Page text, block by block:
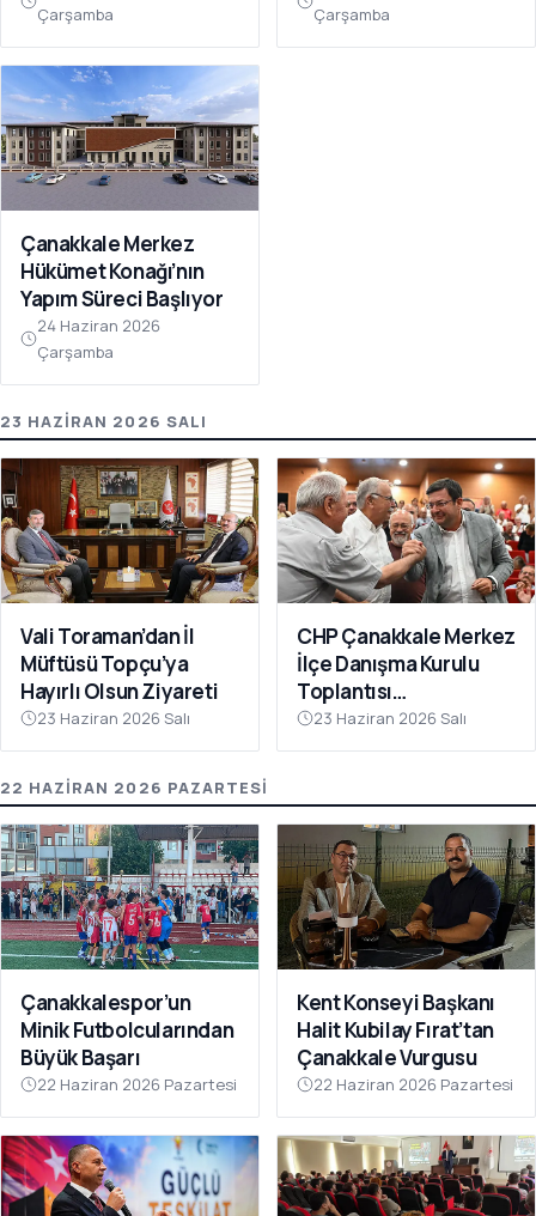
Çarşamba
Çarşamba
Çanakkale Merkez
Hükümet Konağı’nın
Yapım Süreci Başlıyor
24 Haziran 2026
Çarşamba
23 HAZIRAN 2026 SALI
Vali Toraman’dan İl
Müftüsü Topçu’ya
Hayırlı Olsun Ziyareti
23 Haziran 2026 Salı
CHP Çanakkale Merkez
İlçe Danışma Kurulu
Toplantısı
Gerçekleştirildi
23 Haziran 2026 Salı
22 HAZIRAN 2026 PAZARTESI
Çanakkalespor’un
Minik Futbolcularından
Büyük Başarı
22 Haziran 2026 Pazartesi
Kent Konseyi Başkanı
Halit Kubilay Fırat’tan
Çanakkale Vurgusu
22 Haziran 2026 Pazartesi